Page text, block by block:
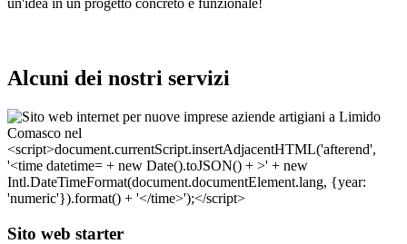
un'idea in un progetto concreto e funzionale!
Alcuni dei nostri servizi
Sito web starter